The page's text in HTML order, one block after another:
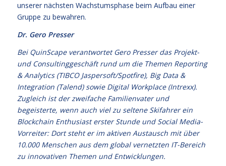
unserer nächsten Wachstumsphase beim Aufbau einer
Gruppe zu bewahren.
Dr. Gero Presser
Bei QuinScape verantwortet Gero Presser das Projekt-
und Consultinggeschäft rund um die Themen Reporting
& Analytics (TIBCO Jaspersoft/Spotfire), Big Data &
Integration (Talend) sowie Digital Workplace (Intrexx).
Zugleich ist der zweifache Familienvater und
begeisterte, wenn auch viel zu seltene Skifahrer ein
Blockchain Enthusiast erster Stunde und Social Media-
Vorreiter: Dort steht er im aktiven Austausch mit über
10.000 Menschen aus dem global vernetzten IT-Bereich
zu innovativen Themen und Entwicklungen.